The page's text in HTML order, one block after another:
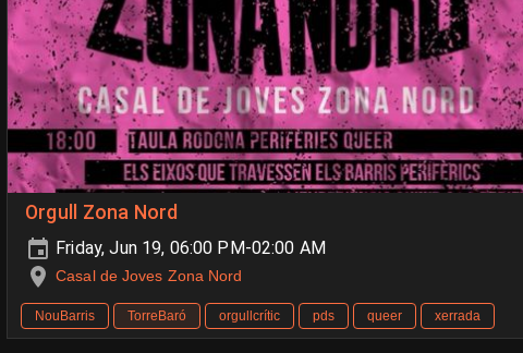
Orgull Zona Nord
Friday, Jun 19, 06:00 PM-02:00 AM
Casal de Joves Zona Nord
NouBarris TorreBaró orgullcrític pds queer xerrada